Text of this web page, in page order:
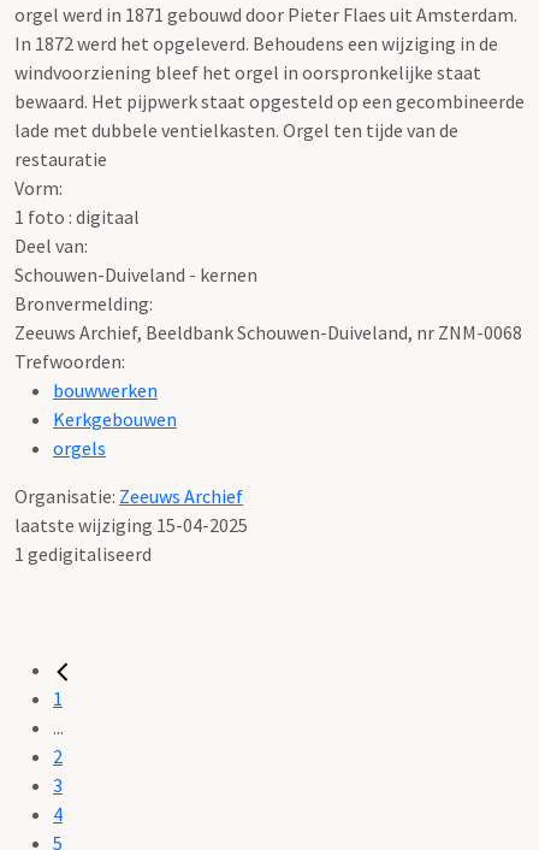
orgel werd in 1871 gebouwd door Pieter Flaes uit Amsterdam.
In 1872 werd het opgeleverd. Behoudens een wijziging in de
windvoorziening bleef het orgel in oorspronkelijke staat
bewaard. Het pijpwerk staat opgesteld op een gecombineerde
lade met dubbele ventielkasten. Orgel ten tijde van de
restauratie
Vorm:
1 foto : digitaal
Deel van:
Schouwen-Duiveland - kernen
Bronvermelding:
Zeeuws Archief, Beeldbank Schouwen-Duiveland, nr ZNM-0068
Trefwoorden:
bouwwerken
Kerkgebouwen
orgels
Organisatie: Zeeuws Archief
laatste wijziging 15-04-2025
1 gedigitaliseerd
1
...
2
3
4
5